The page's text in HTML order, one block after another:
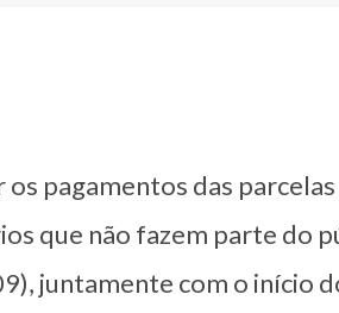
os pagamentos das
que não fazem parte do
juntamente com o início